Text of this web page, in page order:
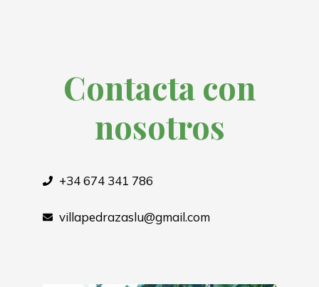
Contacta con
nosotros
+34 674 341 786
villapedrazaslu@gmail.com